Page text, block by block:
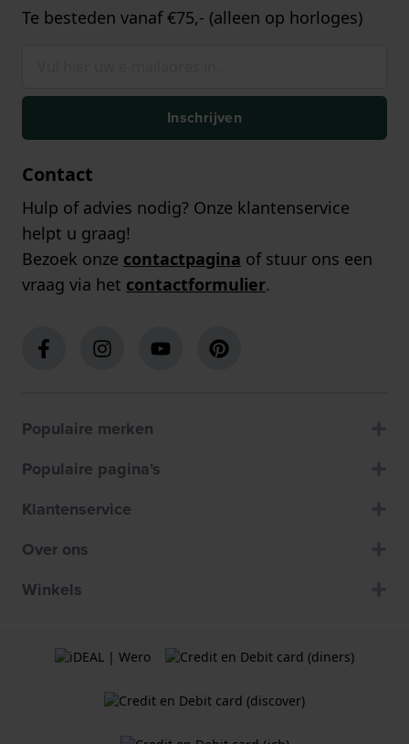
Te besteden vanaf €75,- (alleen op horloges)
Inschrijven
Contact
Hulp of advies nodig? Onze klantenservice
helpt u graag!
Bezoek onze contactpagina of stuur ons een
vraag via het contactformulier.
Populaire merken
Populaire pagina's
Klantenservice
Over ons
Winkels